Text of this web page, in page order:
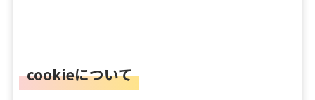
cookieについて